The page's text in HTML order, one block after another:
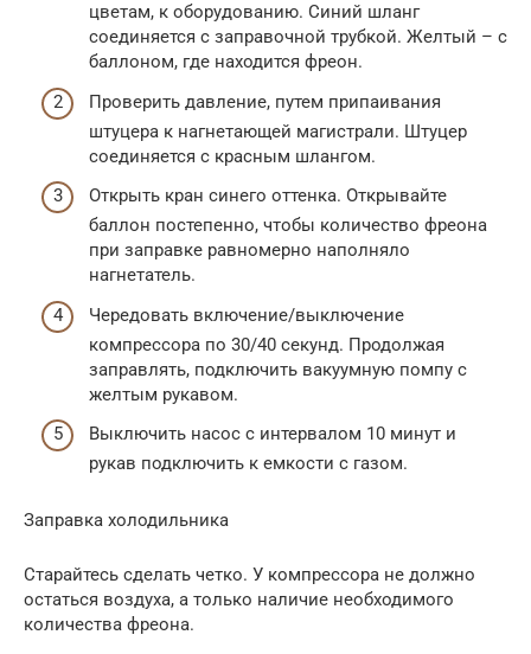
цветам, к оборудованию. Синий шланг
соединяется с заправочной трубкой. Желтый – с
баллоном, где находится фреон.
Проверить давление, путем припаивания
штуцера к нагнетающей магистрали. Штуцер
соединяется с красным шлангом.
Открыть кран синего оттенка. Открывайте
баллон постепенно, чтобы количество фреона
при заправке равномерно наполняло
нагнетатель.
Чередовать включение/выключение
компрессора по 30/40 секунд. Продолжая
заправлять, подключить вакуумную помпу с
желтым рукавом.
Выключить насос с интервалом 10 минут и
рукав подключить к емкости с газом.
Заправка холодильника
Старайтесь сделать четко. У компрессора не должно
остаться воздуха, а только наличие необходимого
количества фреона.